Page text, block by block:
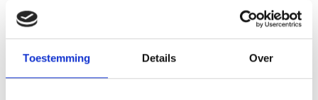
Toestemming Details Over
Hevami Oppervlaktetechniek
Website
Industry Bioscoop Veghel
Website
Ixxenz
JESS Dakwerken
Website